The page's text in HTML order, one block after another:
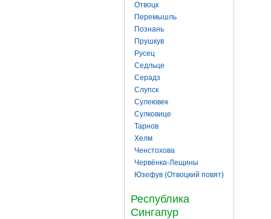
Отвоцк
Перемышль
Познань
Прушкув
Русец
Седльце
Серадз
Слупск
Сулеювек
Сулковице
Тарнов
Хелм
Ченстохова
Червёнка-Лещины
Юзефув (Отвоцкий повят)
Республика
Сингапур